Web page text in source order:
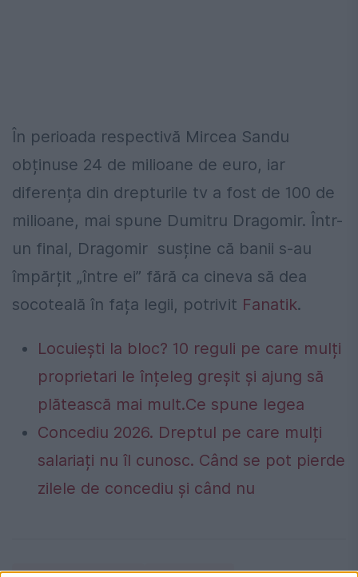
În perioada respectivă Mircea Sandu
obținuse 24 de milioane de euro, iar
diferența din drepturile tv a fost de 100 de
milioane, mai spune Dumitru Dragomir. Într-
un final, Dragomir susține că banii s-au
împărțit „între ei” fără ca cineva să dea
socoteală în fața legii, potrivit Fanatik.
Locuiești la bloc? 10 reguli pe care mulți
proprietari le înțeleg greșit și ajung să
plătească mai mult.Ce spune legea
Concediu 2026. Dreptul pe care mulți
salariați nu îl cunosc. Când se pot pierde
zilele de concediu și când nu